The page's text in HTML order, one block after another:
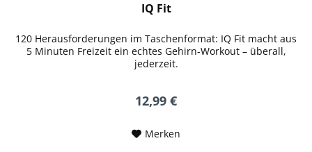
IQ Fit
120 Herausforderungen im Taschenformat: IQ Fit macht aus
5 Minuten Freizeit ein echtes Gehirn-Workout – überall,
jederzeit.
12,99 €
Merken